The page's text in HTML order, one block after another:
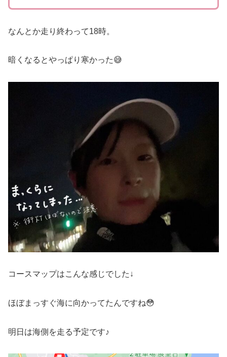
なんとか走り終わって18時。
暗くなるとやっぱり寒かった😅
コースマップはこんな感じでした↓
ほぼまっすぐ海に向かってたんですね😳
明日は海側を走る予定です♪